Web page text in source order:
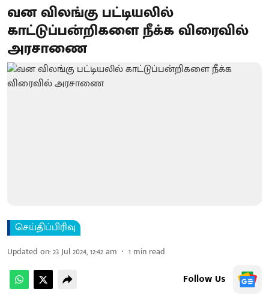
வன விலங்கு பட்டியலில்
காட்டுப்பன்றிகளை நீக்க விரைவில்
அரசாணை
செய்திப்பிரிவு
Updated on:23 Jul 2024, 12:42 am 1 min read
Follow Us